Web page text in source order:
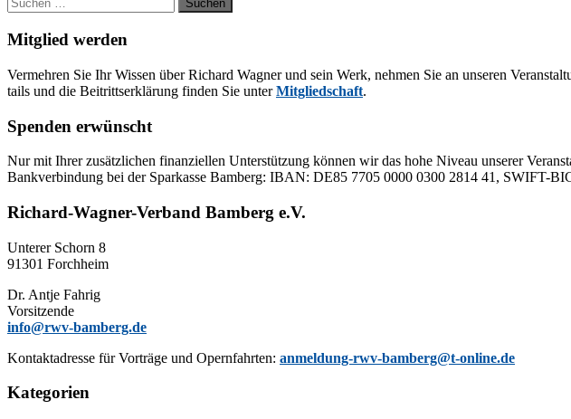
nach:
Mitglied werden
Ver­meh­ren Sie Ihr Wis­sen über Ri­chard Wag­ner und sein Werk, neh­men Sie an un­se­ren
tails und die Bei­tritts­er­klä­rung fin­den Sie un­terMit­glied­schaft.
Spenden erwünscht
Nur mit Ih­rer zu­sätz­li­chen fi­nan­zi­el­len Un­ter­stüt­zung kön­nen wir das hohe Ni­veau un­se­rer
Bank­ver­bin­dung bei der Spar­kas­se Bam­berg: IBAN: DE85 7705 0000 0300 2814 41, SWIFT-
Richard-Wagner-Verband Bamberg e.V.
Un­te­rer Schorn 8
91301 Forchheim
Dr. Ant­je Fahrig
Vorsitzende
info@rwv-bamberg.de
Kon­takt­adres­se für Vor­trä­ge und Opern­fahr­ten: anmeldung-rwv-bamberg@t-online.de
Kategorien